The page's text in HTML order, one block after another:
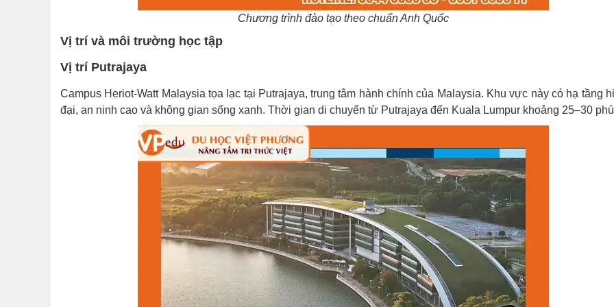
Chương trình đào tạo theo chuẩn Anh Quốc
Vị trí và môi trường học tập
Vị trí Putrajaya
Campus Heriot-Watt Malaysia tọa lạc tại Putrajaya, trung tâm hành chính của Malaysia. Khu vực này có hạ tầng
đại, an ninh cao và không gian sống xanh. Thời gian di chuyển từ Putrajaya đến Kuala Lumpur khoảng 25–30